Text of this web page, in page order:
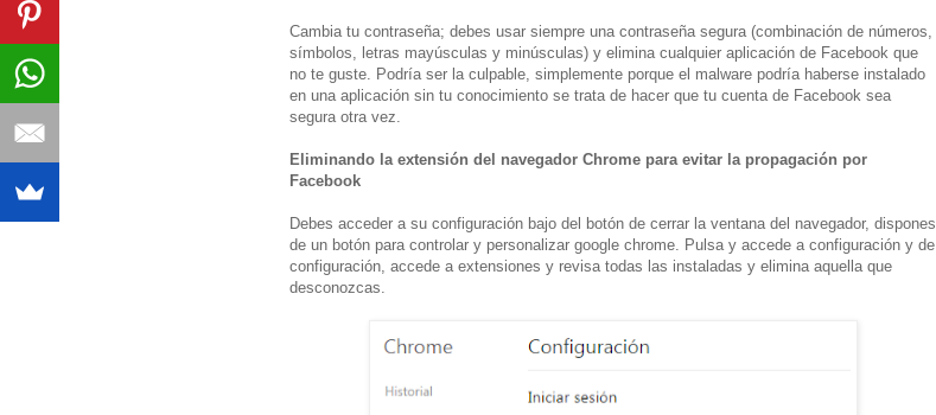
Cambia tu contraseña; debes usar siempre una contraseña segura (combinación de números,
símbolos, letras mayúsculas y minúsculas) y elimina cualquier aplicación de Facebook que
no te guste. Podría ser la culpable, simplemente porque el malware podría haberse instalado
en una aplicación sin tu conocimiento se trata de hacer que tu cuenta de Facebook sea
segura otra vez.
Eliminando la extensión del navegador Chrome para evitar la propagación por
Facebook
Debes acceder a su configuración bajo del botón de cerrar la ventana del navegador, dispones
de un botón para controlar y personalizar google chrome. Pulsa y accede a configuración y de
configuración, accede a extensiones y revisa todas las instaladas y elimina aquella que
desconozcas.